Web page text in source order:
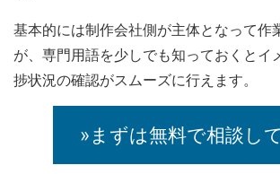
基本的には制作会社側が主体となって作
が、専門用語を少しでも知っておくとイ
捗状況の確認がスムーズに行えます。
»まずは無料で相談し